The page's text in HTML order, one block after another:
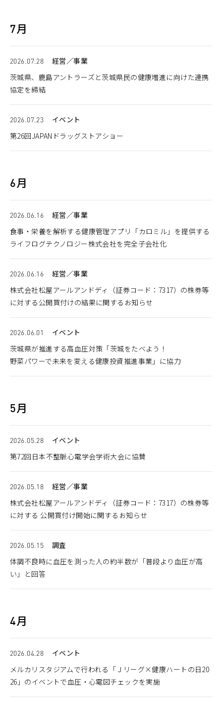
7月
2026.07.28
経営／事業
茨城県、鹿島アントラーズと茨城県民の健康増進に向けた連携
協定を締結
2026.07.23
イベント
第26回JAPANドラッグストアショー
6月
2026.06.16
経営／事業
食事・栄養を解析する健康管理アプリ「カロミル」を提供する
ライフログテクノロジー株式会社を完全子会社化
2026.06.16
経営／事業
株式会社松屋アールアンドディ（証券コード：7317）の株券等
に対する公開買付けの結果に関するお知らせ
2026.06.01
イベント
茨城県が推進する高血圧対策「茨城をたべよう！
野菜パワーで未来を変える健康投資推進事業」に協力
5月
2026.05.28
イベント
第72回日本不整脈心電学会学術大会に協賛
2026.05.18
経営／事業
株式会社松屋アールアンドディ（証券コード：7317）の株券等
に対する 公開買付け開始に関するお知らせ
2026.05.15
調査
体調不良時に血圧を測った人の約半数が「普段より血圧が高
い」と回答
4月
2026.04.28
イベント
メルカリスタジアムで行われる「Ｊリーグ×健康ハートの日20
26」のイベントで血圧・心電図チェックを実施